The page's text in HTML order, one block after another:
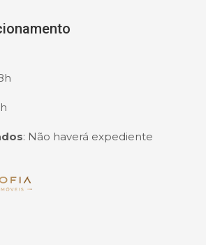
: Não haverá expediente